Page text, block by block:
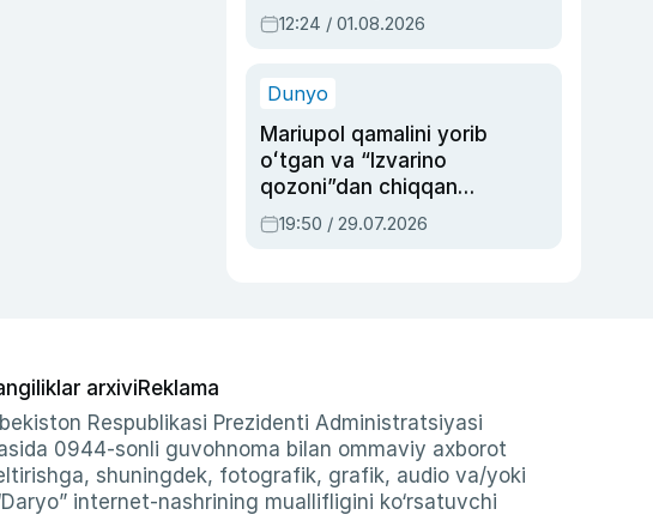
Oripovni siyosiy
ayblovlardan asrab
12:24 / 01.08.2026
Dunyo
Mariupol qamalini yorib
oʻtgan va “Izvarino
qozoni”dan chiqqan
qahramon — Ukraina
armiyasi bosh
19:50 / 29.07.2026
arxiviReklama
Respublikasi Prezidenti Administratsiyasi
0944-sonli guvohnoma bilan ommaviy axborot
shuningdek, fotografik, grafik, audio va/yoki
internet-nashrining muallifligini ko‘rsatuvchi